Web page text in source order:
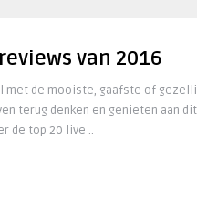
van 2016
met de mooiste, gaafste of
terug denken en genieten aan dit
de top 20 live ..